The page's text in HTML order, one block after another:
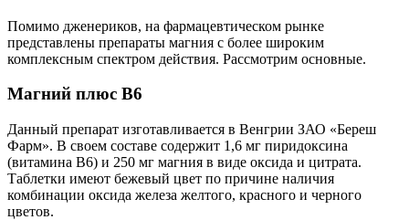
Помимо дженериков, на фармацевтическом рынке
представлены препараты магния с более широким
комплексным спектром действия. Рассмотрим основные.
Магний плюс В6
Данный препарат изготавливается в Венгрии ЗАО «Береш
Фарм». В своем составе содержит 1,6 мг пиридоксина
(витамина В6) и 250 мг магния в виде оксида и цитрата.
Таблетки имеют бежевый цвет по причине наличия
комбинации оксида железа желтого, красного и черного
цветов.